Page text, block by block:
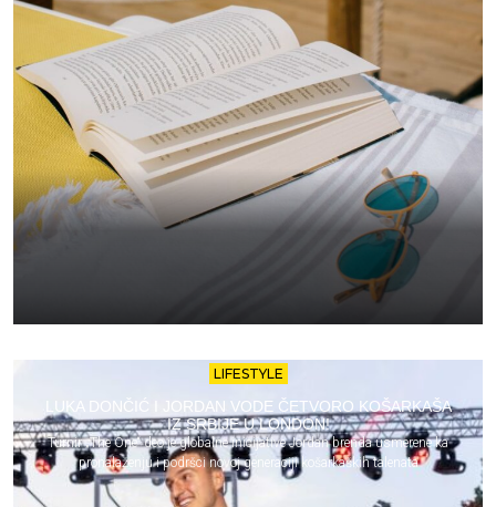
LIFESTYLE
LUKA DONČIĆ I JORDAN VODE ČETVORO KOŠARKAŠA
IZ SRBIJE U LONDON!
Turnir „The One“ deo je globalne inicijative Jordan brenda usmerene ka
pronalaženju i podršci novoj generaciji košarkaških talenata